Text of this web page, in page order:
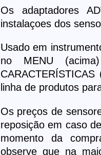
Os adaptadores
instalaçoes dos
Usado em
no MENU
linha de produtos
Os preços de
reposição em caso
momento da
observe que na